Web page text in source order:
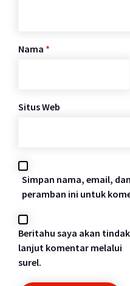
Nama *
Situs Web
Simpan nama, email,
peramban ini untuk
Beritahu saya akan tindak
lanjut komentar melalui
surel.